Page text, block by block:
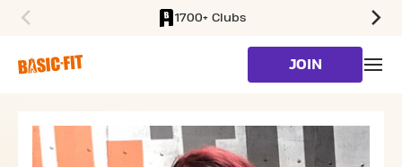
1700+ Clubs
JOIN